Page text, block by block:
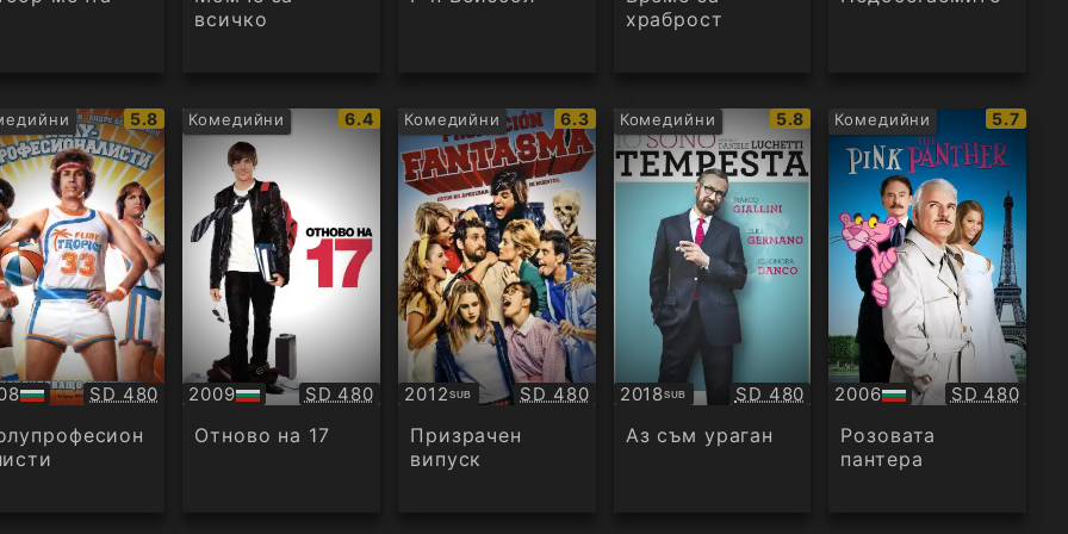
всичко
храброст
IMDb
рейтинг:
5.8
Качество:
SD 480
Комедийни
IMDb
рейтинг:
6.4
2009
БГ
аудио
Качество:
SD 480
Отново на 17
Комедийни
IMDb
рейтинг:
6.3
2012SUB
Субтитри Качество:
SD 480
Призрачен
випуск
Комедийни
IMDb
рейтинг:
5.8
2018SUB
Субтитри Качество:
SD 480
Аз съм ураган
Комедийни
IMDb
5.7
2006
БГ
аудио
Качество:
SD 480
Розовата
пантера